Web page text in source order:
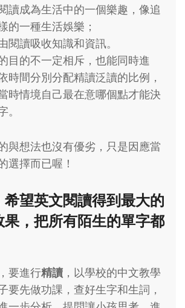
讀成為生活中的一個樂趣，像追
的一種生活娛樂；
閱讀吸收知識和資訊。
目的不一定相斥，也能同時進
時間分別分配精讀泛讀的比例，
時情境自己最在意哪個點才能決
與想法也沒有優劣，只是因應當
選擇而已喔！
希望英文閱讀得到最大的
，把所有陌生的單字都
，要進行精讀 ，以學校的中文教學
要先做功課，查好生字和生詞，